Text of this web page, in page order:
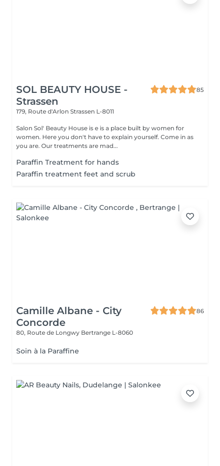
SOL BEAUTY HOUSE -
Strassen
85
179, Route d'Arlon Strassen L-8011
Salon Sol' Beauty House is e is a place built by women for
women. Here you don't have to explain yourself. Come in as
you are. Our treatments are mad...
Paraffin Treatment for hands
Paraffin treatment feet and scrub
Camille Albane - City
Concorde
86
80, Route de Longwy Bertrange L-8060
Soin à la Paraffine